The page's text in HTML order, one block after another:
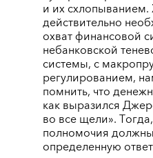
и их схлопыванием.
действительно
охват финансовой
небанковской
системы, с
регулированием,
помнить, что
как выразился
во все щели».
полномочия
определенную